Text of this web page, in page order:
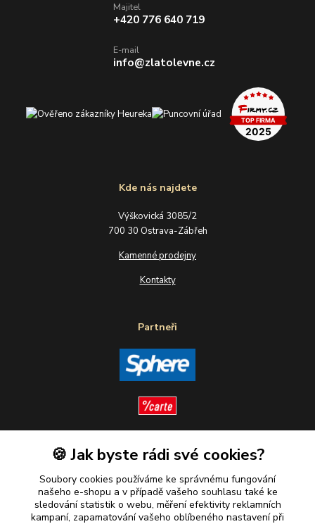
Kde nás najdete
Výškovická 3085/2
700 30 Ostrava-Zábřeh
Kamenné prodejny
Kontakty
Partneři
Sledujte nás
Majitel
+420 776 640 719
E-mail
info@zlatolevne.cz
🍪 Jak byste rádi své cookies?
Soubory cookies používáme ke správnému fungování
našeho e-shopu a v případě vašeho souhlasu také ke
sledování statistik o webu, měření efektivity reklamních
kampaní, zapamatování vašeho oblíbeného nastavení při